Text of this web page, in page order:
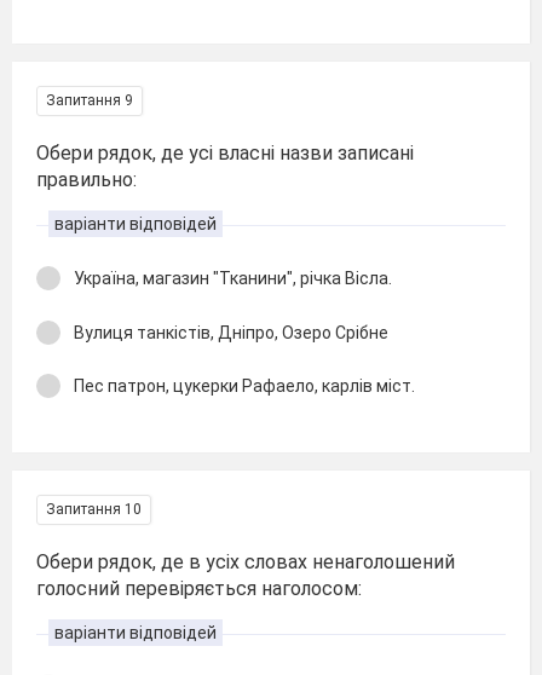
Запитання 9
Обери рядок, де усі власні назви записані
правильно:
варіанти відповідей
Україна, магазин "Тканини", річка Вісла.
Вулиця танкістів, Дніпро, Озеро Срібне
Пес патрон, цукерки Рафаело, карлів міст.
Запитання 10
Обери рядок, де в усіх словах ненаголошений
голосний перевіряється наголосом:
варіанти відповідей